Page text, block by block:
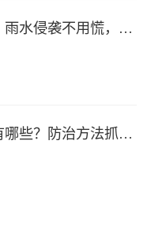
小葱种植：雨水侵袭不用慌，四招稳住小葱产量
土传病害有哪些？防治方法抓紧收藏